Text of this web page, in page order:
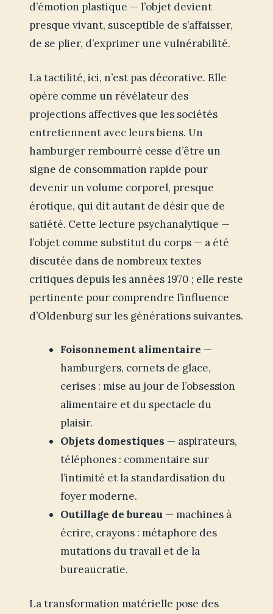
d’émotion plastique — l’objet devient
presque vivant, susceptible de s’affaisser,
de se plier, d’exprimer une vulnérabilité.
La tactilité, ici, n’est pas décorative. Elle
opère comme un révélateur des
projections affectives que les sociétés
entretiennent avec leurs biens. Un
hamburger rembourré cesse d’être un
signe de consommation rapide pour
devenir un volume corporel, presque
érotique, qui dit autant de désir que de
satiété. Cette lecture psychanalytique —
l’objet comme substitut du corps — a été
discutée dans de nombreux textes
critiques depuis les années 1970 ; elle reste
pertinente pour comprendre l’influence
d’Oldenburg sur les générations suivantes.
Foisonnement alimentaire —
hamburgers, cornets de glace,
cerises : mise au jour de l’obsession
alimentaire et du spectacle du
plaisir.
Objets domestiques — aspirateurs,
téléphones : commentaire sur
l’intimité et la standardisation du
foyer moderne.
Outillage de bureau— machines à
écrire, crayons : métaphore des
mutations du travail et de la
bureaucratie.
La transformation matérielle pose des